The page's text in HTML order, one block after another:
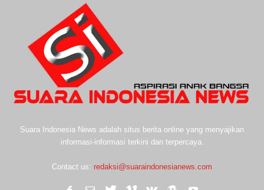
Suara Indonesia News adalah situs berita online yang menyajikan
informasi-informasi terkini dan terpercaya.
Contact us: redaksi@suaraindonesianews.com